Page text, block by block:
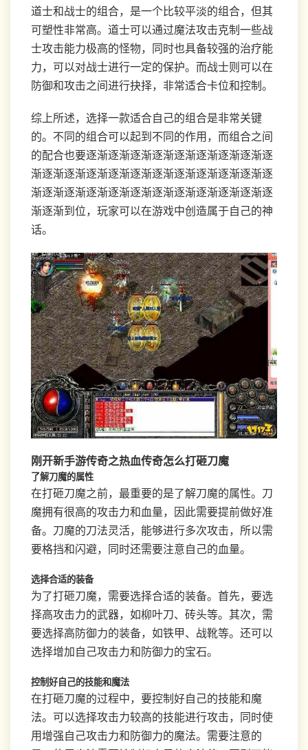
道士和战士的组合，是一个比较平淡的组合，但其
可塑性非常高。道士可以通过魔法攻击克制一些战
士攻击能力极高的怪物，同时也具备较强的治疗能
力，可以对战士进行一定的保护。而战士则可以在
防御和攻击之间进行抉择，非常适合卡位和控制。
综上所述，选择一款适合自己的组合是非常关键
的。不同的组合可以起到不同的作用，而组合之间
的配合也要逐渐逐渐逐渐逐渐逐渐逐渐逐渐逐渐逐
渐逐渐逐渐逐渐逐渐逐渐逐渐逐渐逐渐逐渐逐渐逐
渐逐渐逐渐逐渐逐渐逐渐逐渐逐渐逐渐逐渐逐渐逐
渐逐渐到位，玩家可以在游戏中创造属于自己的神
话。
刚开新手游传奇之热血传奇怎么打砸刀魔
了解刀魔的属性
在打砸刀魔之前，最重要的是了解刀魔的属性。刀
魔拥有很高的攻击力和血量，因此需要提前做好准
备。刀魔的刀法灵活，能够进行多次攻击，所以需
要格挡和闪避，同时还需要注意自己的血量。
选择合适的装备
为了打砸刀魔，需要选择合适的装备。首先，要选
择高攻击力的武器，如柳叶刀、砖头等。其次，需
要选择高防御力的装备，如铁甲、战靴等。还可以
选择增加自己攻击力和防御力的宝石。
控制好自己的技能和魔法
在打砸刀魔的过程中，要控制好自己的技能和魔
法。可以选择攻击力较高的技能进行攻击，同时使
用增强自己攻击力和防御力的魔法。需要注意的